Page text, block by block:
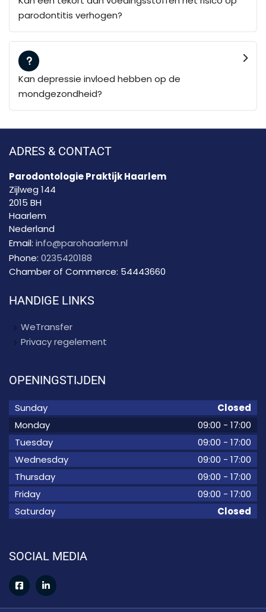
parodontitis verhogen?
Kan depressie invloed hebben op de
mondgezondheid?
ADRES & CONTACT
Parodontologie Praktijk Haarlem
Zijlweg 144
2015 BH
Haarlem
Nederland
Email: info@parohaarlem.nl
Phone: 0235420188
Chamber of Commerce: 54443660
HANDIGE LINKS
WeTransfer
Privacy regelement
OPENINGSTIJDEN
Sunday
Closed
Monday
09:00 - 17:00
Tuesday
09:00 - 17:00
Wednesday
09:00 - 17:00
Thursday
09:00 - 17:00
Friday
09:00 - 17:00
Saturday
Closed
SOCIAL MEDIA